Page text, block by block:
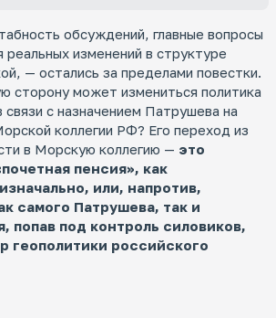
обсуждений, главные вопросы
изменений в структуре
— остались за пределами повестки.
сторону может измениться политика
связи с назначением Патрушева на
коллегии РФ? Его переход из
в Морскую коллегию — это
пенсия», как
или, напротив,
самого Патрушева, так и
попав под контроль силовиков,
геополитики российского